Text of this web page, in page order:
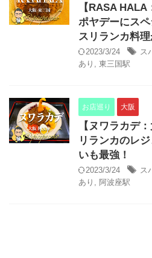
【RASA
ポヤデーにス
スリランカ料理
2023/3/24 ス
あり , 東三国駅
お店巡り 大阪
【ヌワラカデ
リランカのレ
いも最強！
2023/3/24 ス
あり , 阿波座駅